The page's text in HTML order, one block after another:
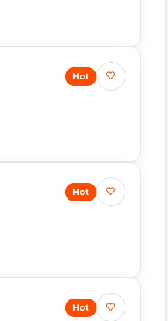
Hot
Hot
Hot